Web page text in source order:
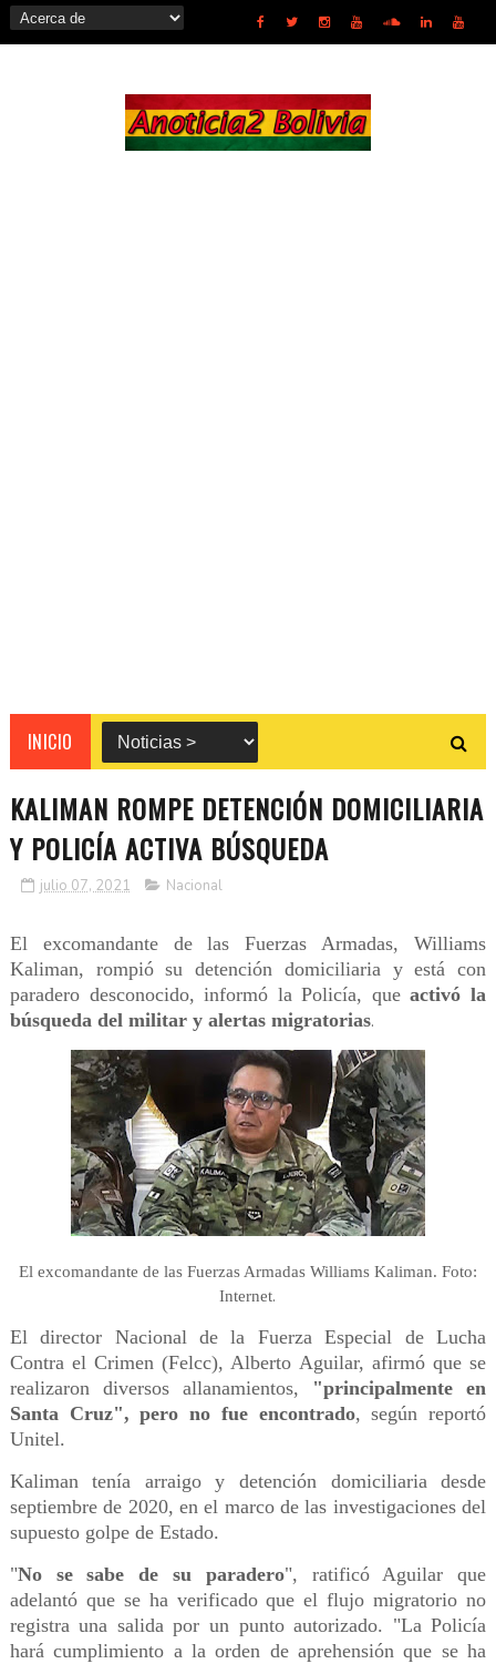
INICIO
KALIMAN ROMPE DETENCIÓN DOMICILIARIA
Y POLICÍA ACTIVA BÚSQUEDA
julio 07, 2021 Nacional
El excomandante de las Fuerzas Armadas, Williams
Kaliman, rompió su detención domiciliaria y está con
paradero desconocido, informó la Policía, queactivó la
búsqueda del militar y alertas migratorias.
El excomandante de las Fuerzas Armadas Williams Kaliman. Foto:
Internet.
El director Nacional de la Fuerza Especial de Lucha
Contra el Crimen (Felcc), Alberto Aguilar, afirmó que se
realizaron diversos allanamientos, "principalmente en
Santa Cruz", pero no fue encontrado, según reportó
Unitel.
Kaliman tenía arraigo y detención domiciliaria desde
septiembre de 2020, en el marco de las investigaciones del
supuesto golpe de Estado.
"No se sabe de su paradero", ratificó Aguilar que
adelantó que se ha verificado que el flujo migratorio no
registra una salida por un punto autorizado. "La Policía
hará cumplimiento a la orden de aprehensión que se ha